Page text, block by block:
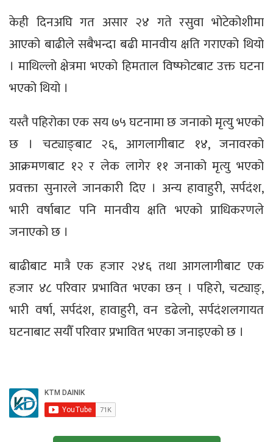
केही दिनअघि गत असार २४ गते रसुवा भोटेकोशीमा
आएको बाढीले सबैभन्दा बढी मानवीय क्षति गराएको थियो
। माथिल्लो क्षेत्रमा भएको हिमताल विष्फोटबाट उक्त घटना
भएको थियो ।
यस्तै पहिरोका एक सय ७५ घटनामा छ जनाको मृत्यु भएको
छ । चट्याङ्बाट २६, आगलागीबाट १४, जनावरको
आक्रमणबाट १२ र लेक लागेर ११ जनाको मृत्यु भएको
प्रवक्ता सुनारले जानकारी दिए । अन्य हावाहुरी, सर्पदंश,
भारी वर्षाबाट पनि मानवीय क्षति भएको प्राधिकरणले
जनाएको छ ।
बाढीबाट मात्रै एक हजार २४६ तथा आगलागीबाट एक
हजार ४८ परिवार प्रभावित भएका छन् । पहिरो, चट्याङ्,
भारी वर्षा, सर्पदंश, हावाहुरी, वन डढेलो, सर्पदंशलगायत
घटनाबाट सयौँ परिवार प्रभावित भएका जनाइएको छ ।